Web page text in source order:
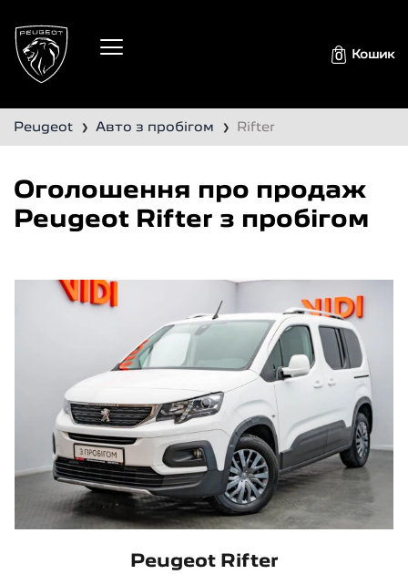
0 Кошик
Peugeot ❯ Авто з пробігом ❯ Rifter
Оголошення про продаж
Peugeot Rifter з пробігом
Peugeot Rifter